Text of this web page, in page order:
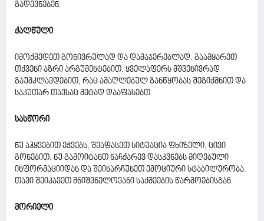
გადევნებენ.
ქალწული
იმოქმედეთ გონივრულად და დამაჯერებლად. გაამყარეთ
თქვენი აზრი არგუმენტებით. ყველაფერს მშვენივრად
გაუმკლავდებით, რაც ამაღლებულ განწყობას შეგიქმნით და
საკუთარ თავსაც მეტად დააფასებთ.
სასწორი
ნუ აჰყვებით ეჭვებს, შეაფასეთ სიტუაცია ფხიზელი, ცივი
გონებით. ნუ გამოიტანთ ნაჩქარევ დასკვნებს მიღებული
ინფორმაციიდან და შეინარჩუნეთ ემოციური სტაბილურობა.
თავი შეიკავეთ მნიშვნელოვანი საქმეების წარმოებისგან.
მორიელი